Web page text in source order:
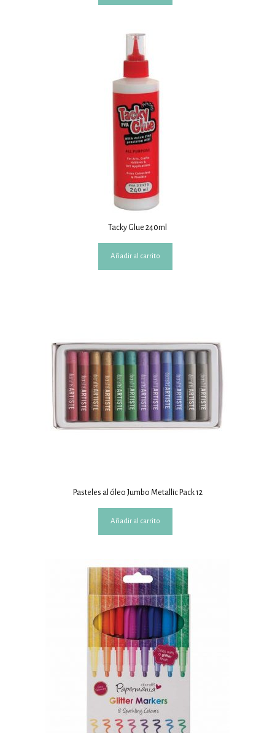
Tacky Glue 240ml
Añadir al carrito
Pasteles al óleo Jumbo Metallic Pack 12
Añadir al carrito